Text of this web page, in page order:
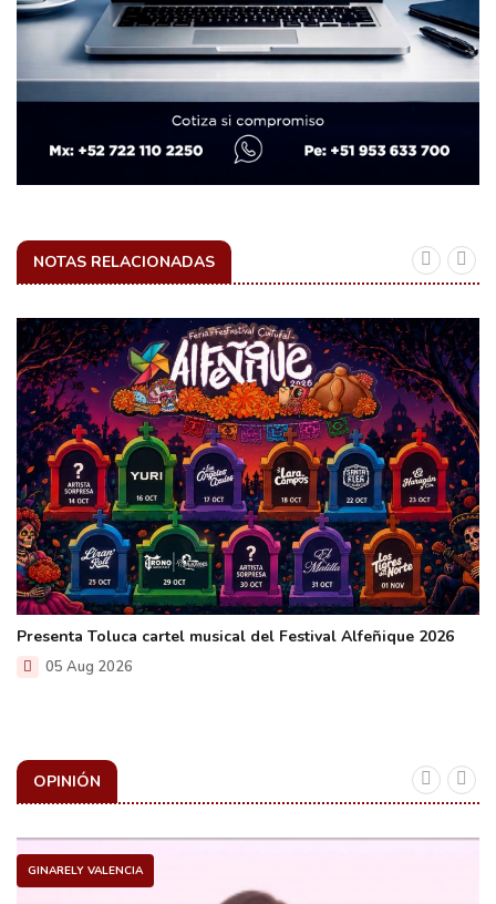
NOTAS RELACIONADAS
Presenta Toluca cartel musical del Festival Alfeñique 2026
05 Aug 2026
OPINIÓN
GINARELY VALENCIA